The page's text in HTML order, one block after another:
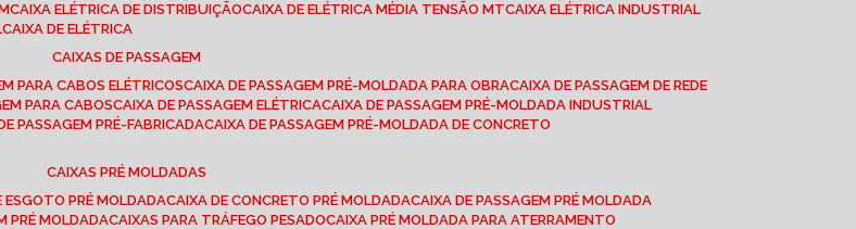
CAIXA ELÉTRICA DE DISTRIBUIÇÃO CAIXA DE ELÉTRICA MÉDIA TENSÃO MT CAIXA ELÉTRICA INDUSTRIAL
CAIXA DE ELÉTRICA
CAIXAS DE PASSAGEM
PARA CABOS ELÉTRICOS CAIXA DE PASSAGEM PRÉ-MOLDADA PARA OBRA CAIXA DE PASSAGEM DE REDE
PARA CABOS CAIXA DE PASSAGEM ELÉTRICA CAIXA DE PASSAGEM PRÉ-MOLDADA INDUSTRIAL
DE PASSAGEM PRÉ-FABRICADA CAIXA DE PASSAGEM PRÉ-MOLDADA DE CONCRETO
CAIXAS PRÉ MOLDADAS
ESGOTO PRÉ MOLDADA CAIXA DE CONCRETO PRÉ MOLDADA CAIXA DE PASSAGEM PRÉ MOLDADA
PRÉ MOLDADA CAIXAS PARA TRÁFEGO PESADO CAIXA PRÉ MOLDADA PARA ATERRAMENTO